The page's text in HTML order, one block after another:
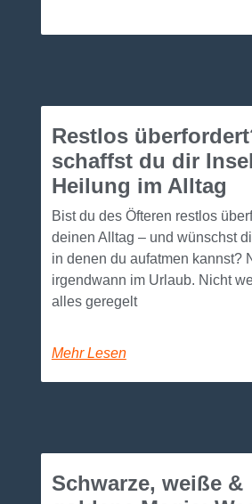
Restlos
schaffst du dir
Heilung im Alltag
Bist du des Öfteren restlos
deinen Alltag – und wünschst
in denen du aufatmen kannst?
irgendwann im Urlaub. Nicht
alles geregelt
Mehr Lesen
Schwarze, weiße &